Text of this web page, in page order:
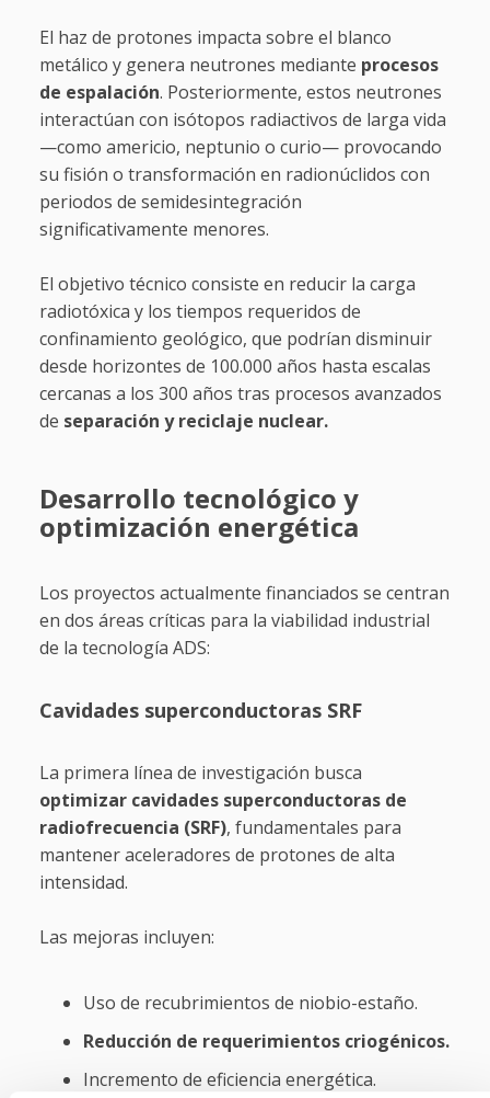
El haz de protones impacta sobre el blanco
metálico y genera neutrones mediante procesos
de espalación. Posteriormente, estos neutrones
interactúan con isótopos radiactivos de larga vida
—como americio, neptunio o curio— provocando
su fisión o transformación en radionúclidos con
periodos de semidesintegración
significativamente menores.
El objetivo técnico consiste en reducir la carga
radiotóxica y los tiempos requeridos de
confinamiento geológico, que podrían disminuir
desde horizontes de 100.000 años hasta escalas
cercanas a los 300 años tras procesos avanzados
de separación y reciclaje nuclear.
Desarrollo tecnológico y
optimización energética
Los proyectos actualmente financiados se centran
en dos áreas críticas para la viabilidad industrial
de la tecnología ADS:
Cavidades superconductoras SRF
La primera línea de investigación busca
optimizar cavidades superconductoras de
radiofrecuencia (SRF), fundamentales para
mantener aceleradores de protones de alta
intensidad.
Las mejoras incluyen:
Uso de recubrimientos de niobio-estaño.
Reducción de requerimientos criogénicos.
Incremento de eficiencia energética.